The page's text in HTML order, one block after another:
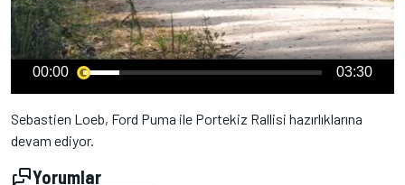
00:00 03:30
Sebastien Loeb, Ford Puma ile Portekiz Rallisi hazırlıklarına
devam ediyor.
Yorumlar